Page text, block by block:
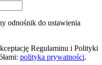
odnośnik do ustawienia
Regulaminu i Polityki
polityka prywatności.